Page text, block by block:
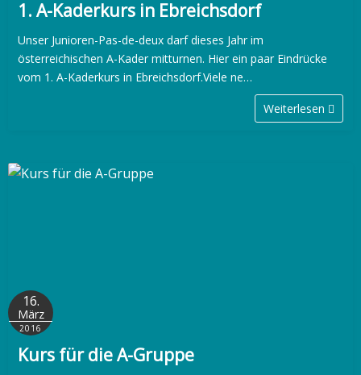
1. A-Kaderkurs in Ebreichsdorf
Unser Junioren-Pas-de-deux darf dieses Jahr im
österreichischen A-Kader mitturnen. Hier ein paar Eindrücke
vom 1. A-Kaderkurs in Ebreichsdorf.Viele ne…
Weiterlesen
16.
März
2016
Kurs für die A-Gruppe